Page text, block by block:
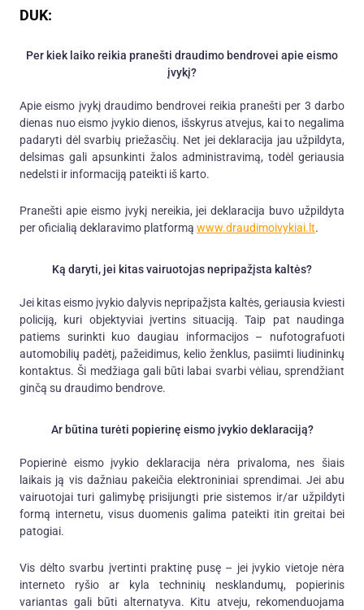
DUK:
Per kiek laiko reikia pranešti draudimo bendrovei apie eismo
įvykį?
Apie eismo įvykį draudimo bendrovei reikia pranešti per 3 darbo
dienas nuo eismo įvykio dienos, išskyrus atvejus, kai to negalima
padaryti dėl svarbių priežasčių. Net jei deklaracija jau užpildyta,
delsimas gali apsunkinti žalos administravimą, todėl geriausia
nedelsti ir informaciją pateikti iš karto.
Pranešti apie eismo įvykį nereikia, jei deklaracija buvo užpildyta
per oficialią deklaravimo platformą www.draudimoivykiai.lt.
Ką daryti, jei kitas vairuotojas nepripažįsta kaltės?
Jei kitas eismo įvykio dalyvis nepripažįsta kaltės, geriausia kviesti
policiją, kuri objektyviai įvertins situaciją. Taip pat naudinga
patiems surinkti kuo daugiau informacijos – nufotografuoti
automobilių padėtį, pažeidimus, kelio ženklus, pasiimti liudininkų
kontaktus. Ši medžiaga gali būti labai svarbi vėliau, sprendžiant
ginčą su draudimo bendrove.
Ar būtina turėti popierinę eismo įvykio deklaraciją?
Popierinė eismo įvykio deklaracija nėra privaloma, nes šiais
laikais ją vis dažniau pakeičia elektroniniai sprendimai. Jei abu
vairuotojai turi galimybę prisijungti prie sistemos ir/ar užpildyti
formą internetu, visus duomenis galima pateikti itin greitai bei
patogiai.
Vis dėlto svarbu įvertinti praktinę pusę – jei įvykio vietoje nėra
interneto ryšio ar kyla techninių nesklandumų, popierinis
variantas gali būti alternatyva. Kitu atveju, rekomenduojama